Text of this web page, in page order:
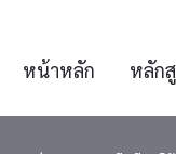
หน้าหลัก หลัก